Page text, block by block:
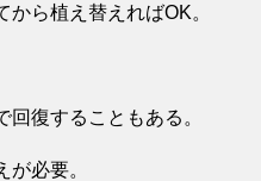
ら植え替えればOK。
復することもある。
必要。